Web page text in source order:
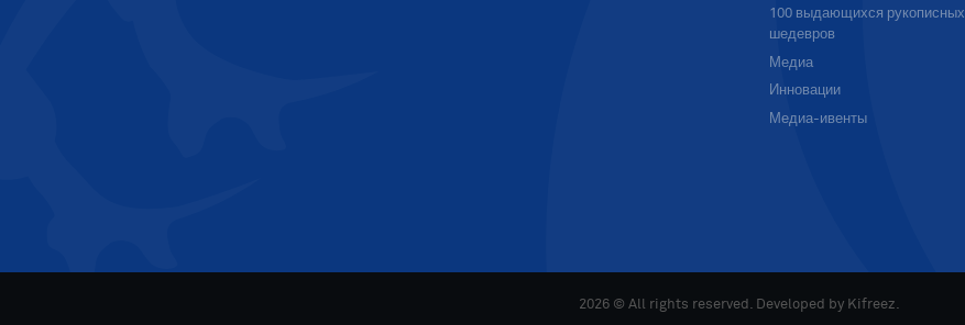
100 выдающихся рукописных
шедевров
Медиа
Инновации
Медиа-ивенты
2026 © All rights reserved. Developed by Kifreez.